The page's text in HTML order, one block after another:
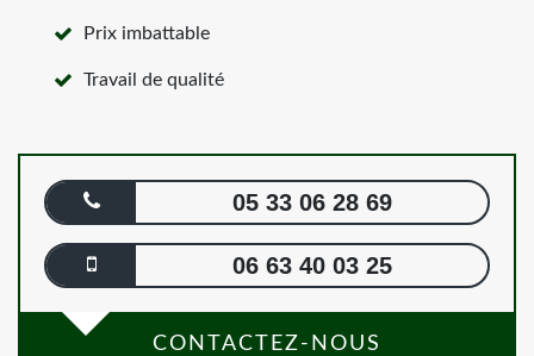
Prix imbattable
Travail de qualité
05 33 06 28 69
06 63 40 03 25
CONTACTEZ-NOUS